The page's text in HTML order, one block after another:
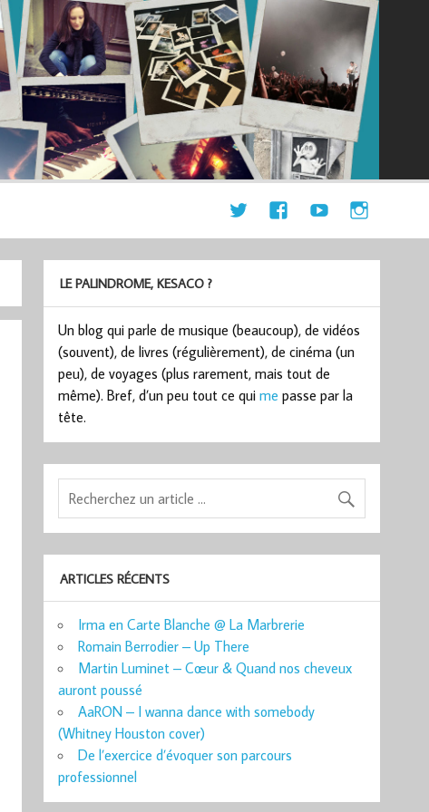
LE PALINDROME, KESACO ?
Un blog qui parle de musique (beaucoup), de vidéos
(souvent), de livres (régulièrement), de cinéma (un
peu), de voyages (plus rarement, mais tout de
même). Bref, d’un peu tout ce quime passe par la
tête.
ARTICLES RÉCENTS
Irma en Carte Blanche @ La Marbrerie
Romain Berrodier – Up There
Martin Luminet – Cœur & Quand nos cheveux
auront poussé
AaRON – I wanna dance with somebody
(Whitney Houston cover)
De l’exercice d’évoquer son parcours
professionnel